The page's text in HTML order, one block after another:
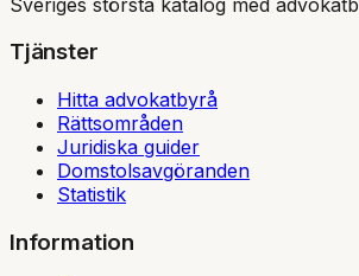
Tjänster
Hitta advokatbyrå
Rättsområden
Juridiska guider
Domstolsavgöranden
Statistik
Information